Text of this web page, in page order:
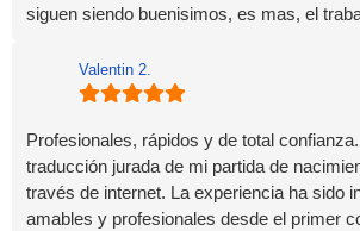
siguen siendo buenisimos, es mas, el
Valentin 2.
Profesionales, rápidos y de total
traducción jurada de mi partida de
través de internet. La experiencia ha sido
amables y profesionales desde el primer